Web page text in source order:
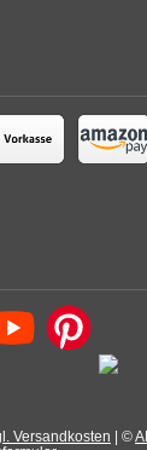
Versandkosten | ©